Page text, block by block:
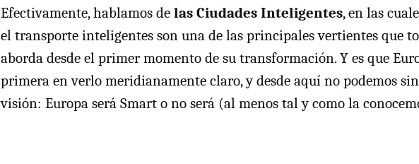
Efectivamente, hablamos de las Ciudades Inteligentes, en las
el transporte inteligentes son una de las principales vertientes que
aborda desde el primer momento de su transformación. Y es que
primera en verlo meridianamente claro, y desde aquí no podemos
visión: Europa será Smart o no será (al menos tal y como la